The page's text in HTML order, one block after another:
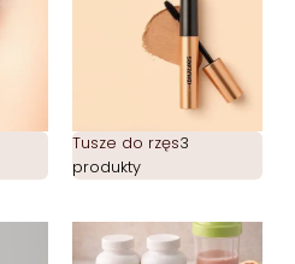
Tusze do rzęs3
produkty